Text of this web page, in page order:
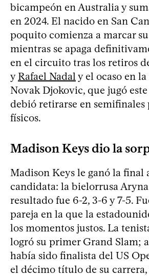
bicampeón en Australia y
en 2024. El nacido en San
poquito comienza a marcar
mientras se apaga
en el circuito tras los retiros
yRafael Nadal y el ocaso en
Novak Djokovic, que jugó
debió retirarse en semifinales
físicos.
Madison Keys dio la
Madison Keys le ganó la final
candidata: la bielorrusa
resultado fue 6-2, 3-6 y 7-5.
pareja en la que la
los momentos justos. La
logró su primer Grand Slam;
había sido finalista del US
el décimo título de su